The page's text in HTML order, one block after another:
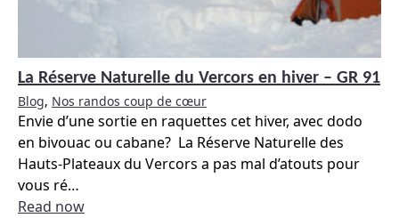
La Réserve Naturelle du Vercors en hiver – GR 91
Blog, Nos randos coup de cœur
Envie d’une sortie en raquettes cet hiver, avec dodo
en bivouac ou cabane? La Réserve Naturelle des
Hauts-Plateaux du Vercors a pas mal d’atouts pour
vous ré…
Read now